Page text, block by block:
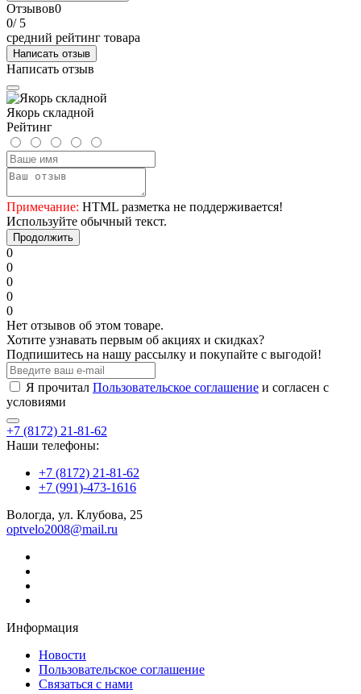
Отзывов0
0/ 5
средний рейтинг товара
Написать отзыв
Написать отзыв
Якорь складной
Рейтинг
Примечание: HTML разметка не поддерживается!
Используйте обычный текст.
Продолжить
0
0
0
0
0
Нет отзывов об этом товаре.
Хотите узнавать первым об акциях и скидках?
Подпишитесь на нашу рассылку и покупайте с выгодой!
Я прочитал Пользовательское соглашение и согласен с
условиями
+7 (8172) 21-81-62
Наши телефоны:
+7 (8172) 21-81-62
+7 (991)-473-1616
Вологда, ул. Клубова, 25
optvelo2008@mail.ru
Информация
Новости
Пользовательское соглашение
Связаться с нами